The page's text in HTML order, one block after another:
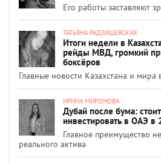
Его работы заставляют
ТАТЬЯНА РАДЗИШЕВСКАЯ
Итоги недели в
рейды МВД, громкий
боксёров
Главные новости Казахстана и мира
ИРИНА МИРОНОВА
Дубай после бума:
инвестировать в ОАЭ в
Главное преимущество
реального актива